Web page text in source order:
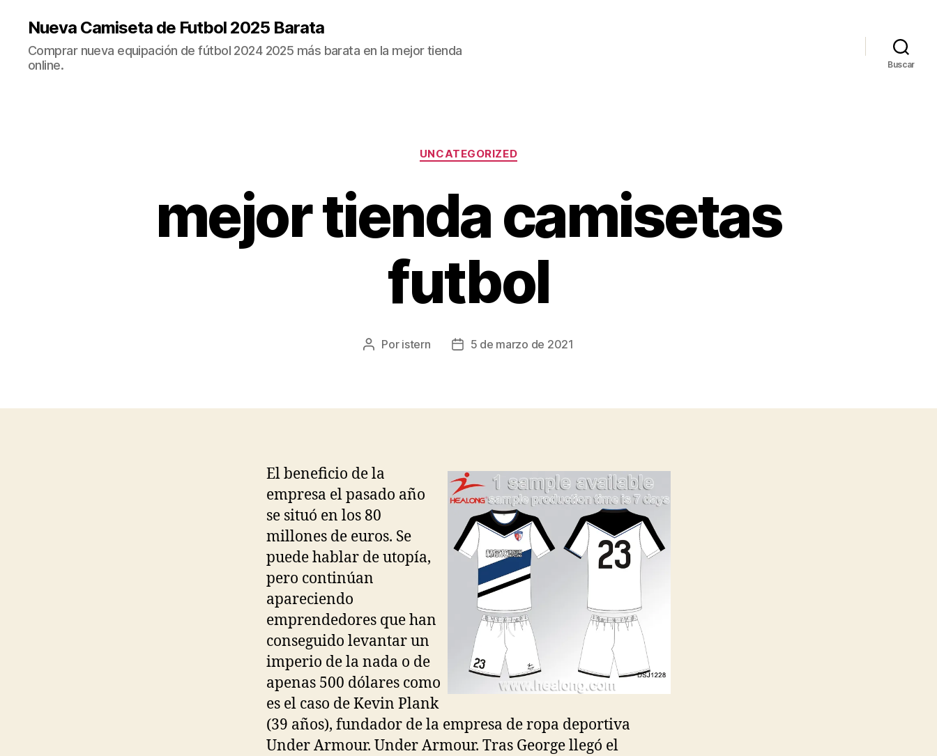
Nueva Camiseta de Futbol 2025 Barata
Comprar nueva equipación de fútbol 2024 2025 más barata en la mejor tienda
online.
Buscar
Categorías
UNCATEGORIZED
mejor tienda camisetas
futbol
Autor
Por istern
Fecha5 de marzo de 2021
El beneficio de la
empresa el pasado año
se situó en los 80
millones de euros. Se
puede hablar de utopía,
pero continúan
apareciendo
emprendedores que han
conseguido levantar un
imperio de la nada o de
apenas 500 dólares como
es el caso de Kevin Plank
(39 años), fundador de la empresa de ropa deportiva
Under Armour. Under Armour. Tras George llegó el